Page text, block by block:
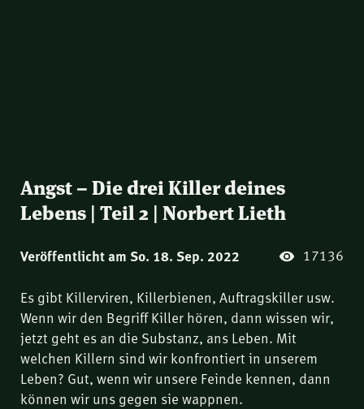
Angst – Die drei Killer deines
Lebens | Teil 2 | Norbert Lieth
Veröffentlicht am So. 18. Sep. 2022 17136
Es gibt Killerviren, Killerbienen, Auftragskiller usw.
Wenn wir den Begriff Killer hören, dann wissen wir,
jetzt geht es an die Substanz, ans Leben. Mit
welchen Killern sind wir konfrontiert in unserem
Leben? Gut, wenn wir unsere Feinde kennen, dann
können wir uns gegen sie wappnen.